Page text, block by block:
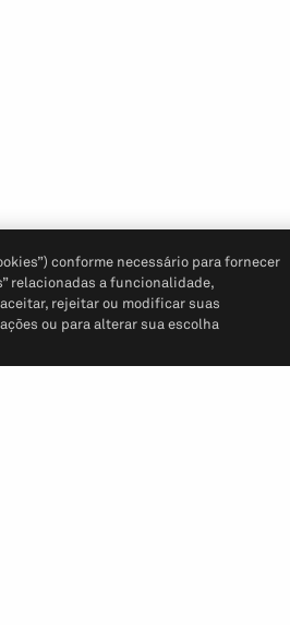
conforme necessário para fornecer
relacionadas a funcionalidade,
rejeitar ou modificar suas
ou para alterar sua escolha